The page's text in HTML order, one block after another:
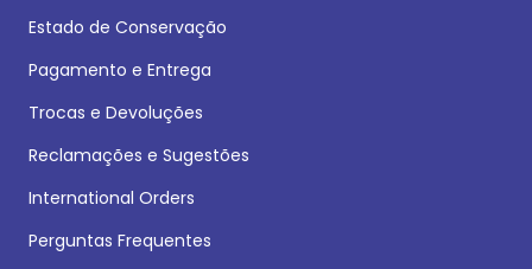
Estado de Conservação
Pagamento e Entrega
Trocas e Devoluções
Reclamações e Sugestões
International Orders
Perguntas Frequentes